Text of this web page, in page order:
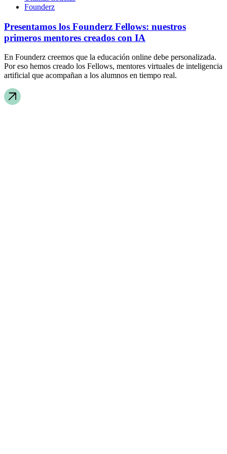
Founderz
Presentamos los Founderz Fellows: nuestros
primeros mentores creados con IA
En Founderz creemos que la educación online debe personalizada.
Por eso hemos creado los Fellows, mentores virtuales de inteligencia
artificial que acompañan a los alumnos en tiempo real.